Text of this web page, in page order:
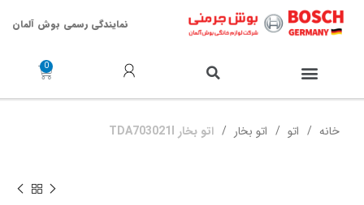
نمایندگی رسمی بوش آلمان
خانه اتو اتو بخار اتو بخار TDA703021I